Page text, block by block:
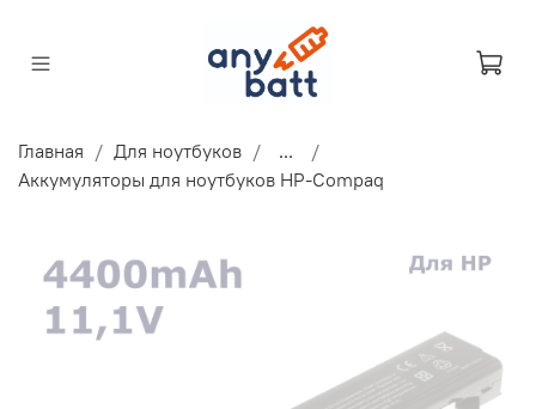
Главная Для ноутбуков
...
Аккумуляторы для ноутбуков HP-Compaq